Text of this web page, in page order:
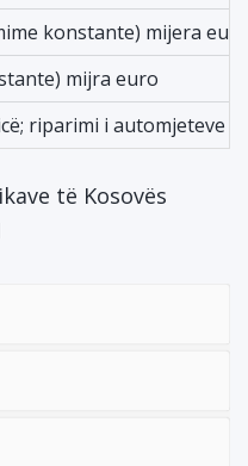
konstante) mijera euro
mijra euro
riparimi i automjeteve
të Kosovës